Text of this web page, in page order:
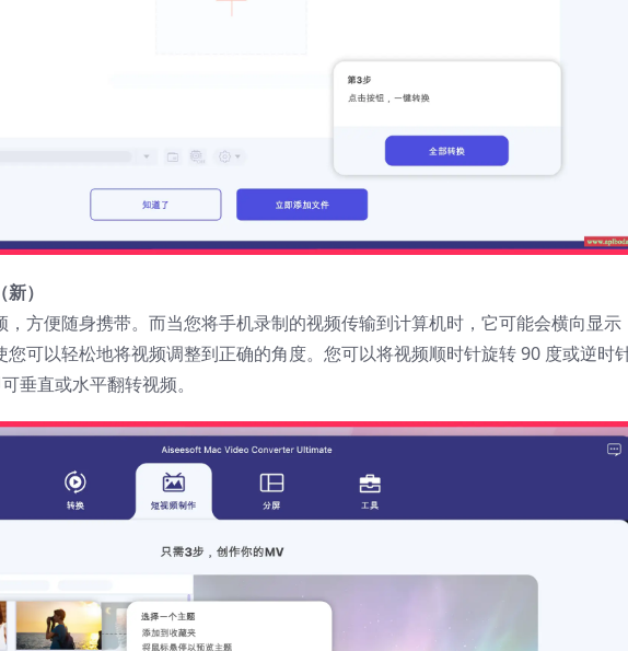
）
，方便随身携带。而当您将手机录制的视频传输到计算机时，它可能会横向显示
可以轻松地将视频调整到正确的角度。您可以将视频顺时针旋转 90 度或逆时
垂直或水平翻转视频。